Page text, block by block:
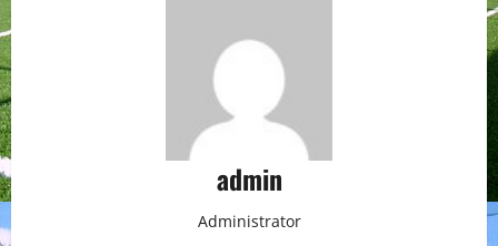
admin
Administrator